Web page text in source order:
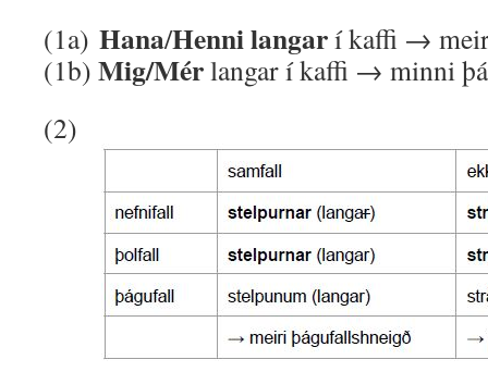
(1a) Hana/Henni langarí kaffi →
(1b) Mig/Mérlangar í kaffi → minni
(2)